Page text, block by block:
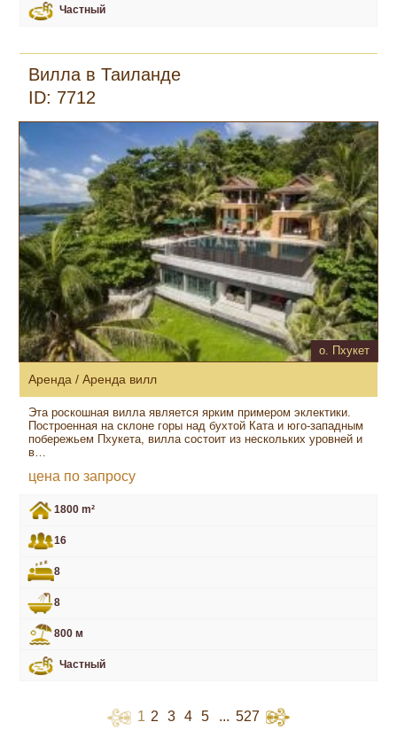
Частный
Вилла в Таиланде
ID: 7712
о. Пхукет
Аренда / Аренда вилл
Эта роскошная вилла является ярким примером эклектики.
Построенная на склоне горы над бухтой Ката и юго-западным
побережьем Пхукета, вилла состоит из нескольких уровней и
в…
цена по запросу
1800 m²
16
8
8
800 м
Частный
1 2 3 4 5 ... 527